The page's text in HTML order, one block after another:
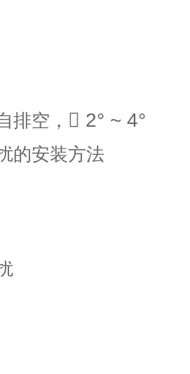
排空，  2° ~ 4°
的安装方法